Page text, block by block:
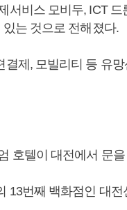
서비스 모비두, ICT 드
는 것으로 전해졌다.
제, 모빌리티 등 유
호텔이 대전에서 문
13번째 백화점인 대